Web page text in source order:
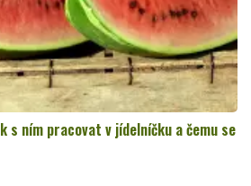
s ním pracovat v jídelníčku a čemu se